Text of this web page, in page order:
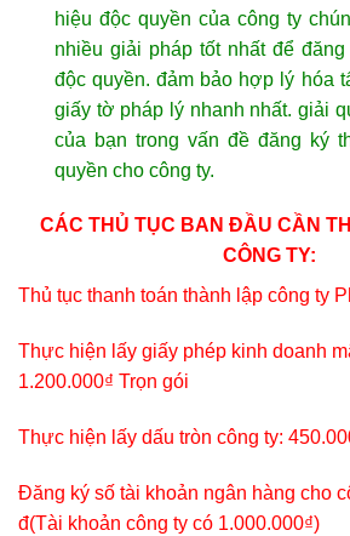
hiệu độc quyền của công ty
nhiều giải pháp tốt nhất để
độc quyền. đảm bảo hợp lý hóa
giấy tờ pháp lý nhanh nhất. giải
của bạn trong vấn đề đăng ký
quyền cho công ty.
CÁC THỦ TỤC BAN ĐẦU CẦN
CÔNG TY:
Thủ tục thanh toán thành lập công ty
Thực hiện lấy giấy phép kinh doanh
1.200.000₫ Trọn gói
Thực hiện lấy dấu tròn công ty:
Đăng ký số tài khoản ngân hàng cho
đ(Tài khoản công ty có 1.000.000₫)